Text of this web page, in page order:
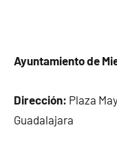
Ayuntamiento de
Dirección: Plaza
Guadalajara